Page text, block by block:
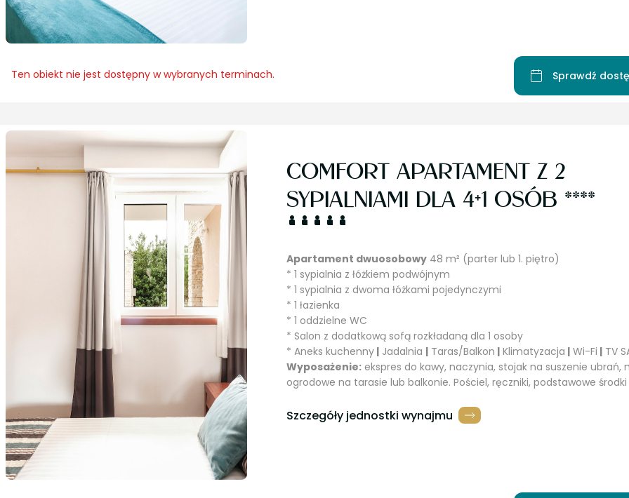
Ten obiekt nie jest dostępny w wybranych terminach. Sprawdź
COMFORT APARTAMENT Z 2
SYPIALNIAMI DLA 4+1 OSÓB ****
Apartament dwuosobowy 48 m² (parter lub 1. piętro)
* 1 sypialnia z łóżkiem podwójnym
* 1 sypialnia z dwoma łóżkami pojedynczymi
* 1 łazienka
* 1 oddzielne WC
* Salon z dodatkową sofą rozkładaną dla 1 osoby
* Aneks kuchenny | Jadalnia | Taras/Balkon | Klimatyzacja | Wi-Fi | TV
Wyposażenie: ekspres do kawy, naczynia, stojak na suszenie ubrań,
ogrodowe na tarasie lub balkonie. Pościel, ręczniki, podstawowe
Szczegóły jednostki wynajmu